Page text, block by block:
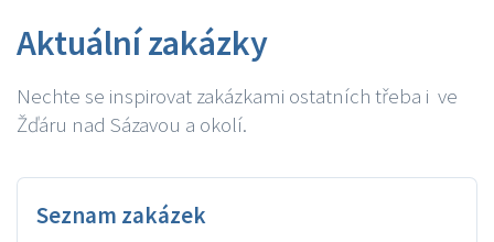
Aktuální zakázky
Nechte se inspirovat zakázkami ostatních třeba i ve
Žďáru nad Sázavou a okolí.
Seznam zakázek